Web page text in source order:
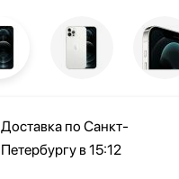
Доставка по Санкт-
Петербургу в 15:12